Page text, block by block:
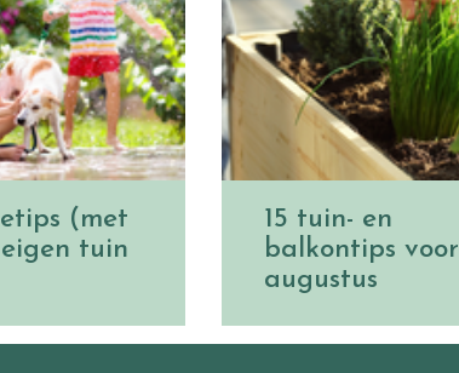
(met
tuin
15 tuin- en
balkontips voor
augustus